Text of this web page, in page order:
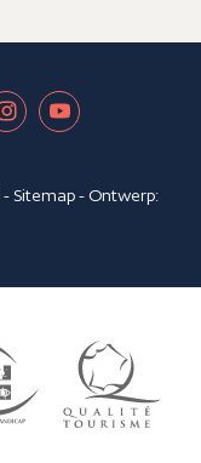
- Sitemap- Ontwerp: